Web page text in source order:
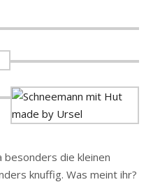
besonders die kleinen
knuffig. Was meint ihr?